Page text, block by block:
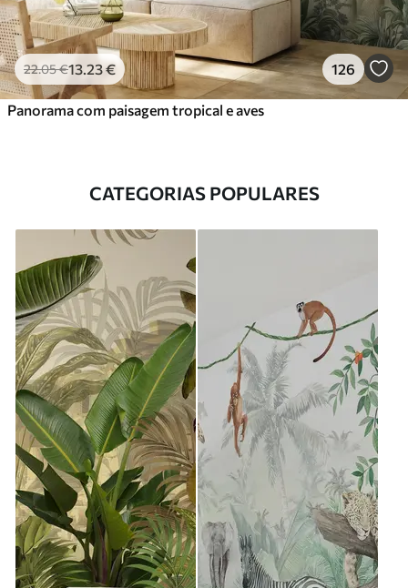
22.05€13 .23€ 126
Panorama com paisagem tropical e aves
CATEGORIAS POPULARES